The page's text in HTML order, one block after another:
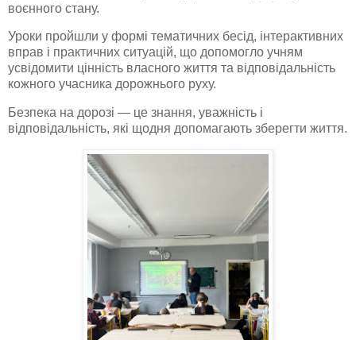
воєнного стану.
Уроки пройшли у формі тематичних бесід, інтерактивних
вправ і практичних ситуацій, що допомогло учням
усвідомити цінність власного життя та відповідальність
кожного учасника дорожнього руху.
Безпека на дорозі — це знання, уважність і
відповідальність, які щодня допомагають зберегти життя.